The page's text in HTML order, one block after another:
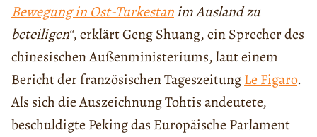
Bewegung in Ost-Turkestanim Ausland zu
beteiligen“, erklärt Geng Shuang, ein Sprecher des
chinesischen Außenministeriums, laut einem
Bericht der französischen TageszeitungLe Figaro.
Als sich die Auszeichnung Tohtis andeutete,
beschuldigte Peking das Europäische Parlament